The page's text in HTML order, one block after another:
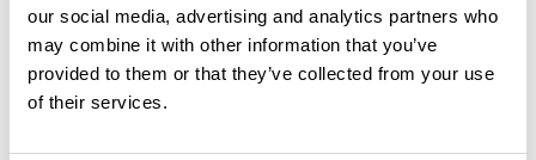
our social media, advertising and analytics partners who
may combine it with other information that you’ve
provided to them or that they’ve collected from your use
of their services.
Ajouter un avis
Découvrez ce parcours de vélo de 75,6 km à proximité de